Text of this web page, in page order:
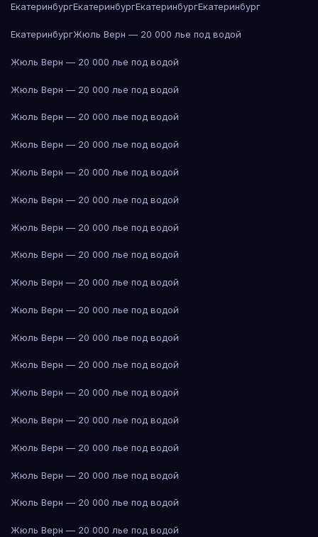
ЕкатеринбургЕкатеринбургЕкатеринбургЕкатеринбург
ЕкатеринбургЖюль Верн — 20 000 лье под водой
Жюль Верн — 20 000 лье под водой
Жюль Верн — 20 000 лье под водой
Жюль Верн — 20 000 лье под водой
Жюль Верн — 20 000 лье под водой
Жюль Верн — 20 000 лье под водой
Жюль Верн — 20 000 лье под водой
Жюль Верн — 20 000 лье под водой
Жюль Верн — 20 000 лье под водой
Жюль Верн — 20 000 лье под водой
Жюль Верн — 20 000 лье под водой
Жюль Верн — 20 000 лье под водой
Жюль Верн — 20 000 лье под водой
Жюль Верн — 20 000 лье под водой
Жюль Верн — 20 000 лье под водой
Жюль Верн — 20 000 лье под водой
Жюль Верн — 20 000 лье под водой
Жюль Верн — 20 000 лье под водой
Жюль Верн — 20 000 лье под водой